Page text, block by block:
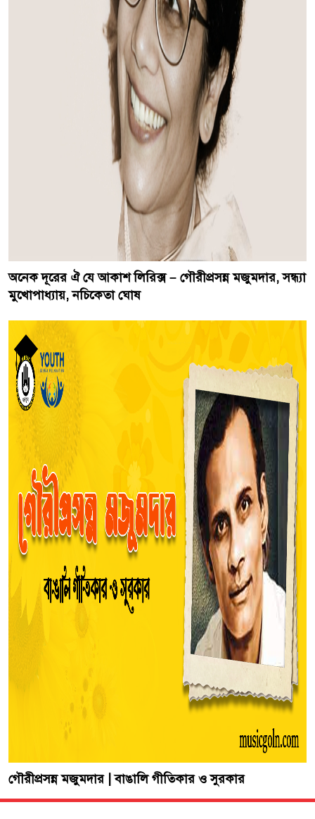
অনেক দূরের ঐ যে আকাশ লিরিক্স – গৌরীপ্রসন্ন মজুমদার, সন্ধ্যা
মুখোপাধ্যায়, নচিকেতা ঘোষ
গৌরীপ্রসন্ন মজুমদার | বাঙালি গীতিকার ও সুরকার